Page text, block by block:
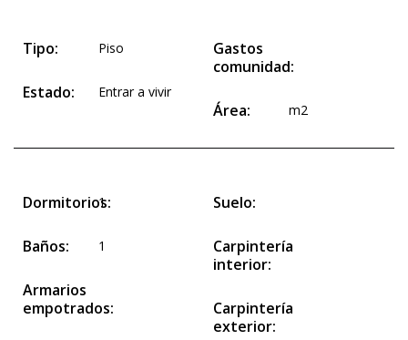
Tipo: Piso
Estado: Entrar a vivir
Gastos
comunidad:
Área: m2
Dormitorios:
1
Baños: 1
Armarios
empotrados:
Suelo:
Carpintería
interior:
Carpintería
exterior: